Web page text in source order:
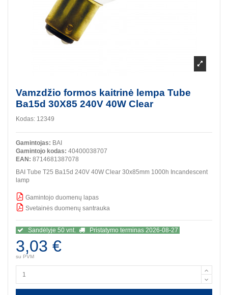
Vamzdžio formos kaitrinė lempa Tube
Ba15d 30X85 240V 40W Clear
Kodas: 12349
Gamintojas: BAI
Gamintojo kodas: 40400038707
EAN: 8714681387078
BAI Tube T25 Ba15d 240V 40W Clear 30x85mm 1000h Incandescent
lamp
Gamintojo duomenų lapas
Svetainės duomenų santrauka
Sandėlyje 50 vnt. Pristatymo terminas 2026-08-27
3,03 €
su PVM